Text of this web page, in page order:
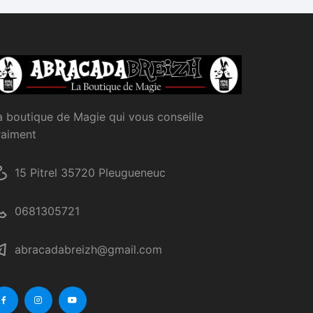
boutique de Magie qui vous conseille
15 Pitrel 35720 Pleugueneuc
0681305721
abracadabreizh@gmail.com